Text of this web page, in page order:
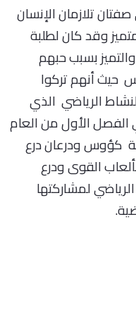
تلازمان الإنسان
وقد كان لطلبة
بسبب حبهم
حيث أنهم تركوا
الرياضي الذي
الأول من العام
2010/2011 أربعة كؤوس ودرعان درع
القوى ودرع
لمشاركتها